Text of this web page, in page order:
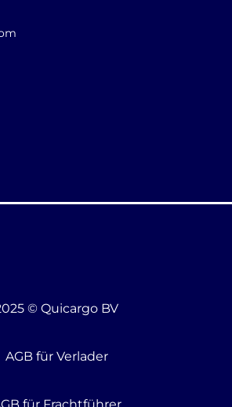
© Quicargo BV
AGB für Verlader
für Frachtführer